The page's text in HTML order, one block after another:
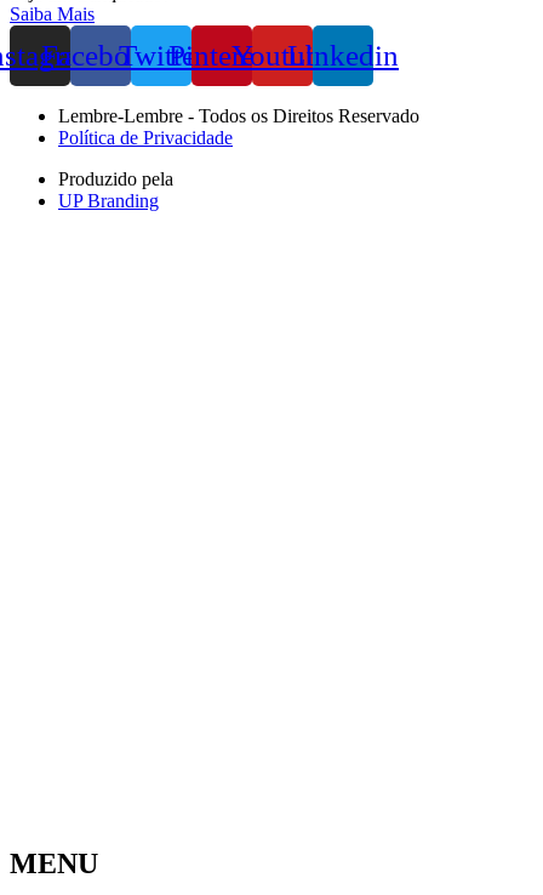
Saiba Mais
FacebookTwitterPinterestYoutubeLinkedin
Lembre-Lembre - Todos os Direitos Reservado
Política de Privacidade
Produzido pela
UP Branding
MENU